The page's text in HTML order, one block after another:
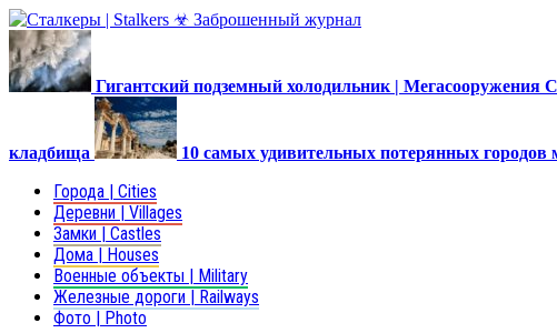
Гигантский подземный холодильник | Мегасооружения
кладбища 10 самых удивительных потерянных городов
Города | Cities
Деревни | Villages
Замки | Castles
Дома | Houses
Военные объекты | Military
Железные дороги | Railways
Фото | Photo